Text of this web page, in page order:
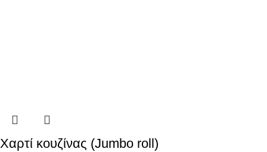
Χαρτί κουζίνας (Jumbo roll)